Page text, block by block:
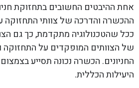
אחת ההיבטים החשובים בתחזוקת
ההכשרה והדרכה של צוותי התחזוקה
ככל שהטכנולוגיה מתקדמת, כך גם
של הצוותים המופקדים על התחזוקה
החניונים. הכשרה נכונה תסייע
היעילות הכללית.